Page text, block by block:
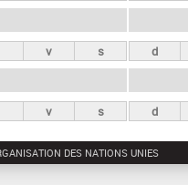
v s d
v s d
DES NATIONS UNIES